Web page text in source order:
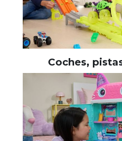
Coches,